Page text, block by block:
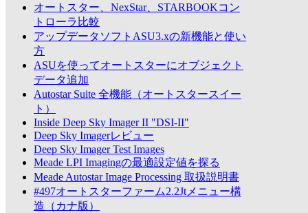
オートスター、NexStar、STARBOOKコン
トローラ比較
アップデータソフトASU3.xの新機能と使い
方
ASUを使ってオートスターにオブジェクト
データ追加
Autostar Suite 全機能（オートスタースイー
ト）
Inside Deep Sky Imager II "DSI-II"
Deep Sky Imagerレビュー
Deep Sky Imager Test Images
Meade LPI Imagingの最適設定値を探る
Meade Autostar Image Processing 取扱説明書
#497オートスターファーム2.2Jtメニュー構
造（カナ版）